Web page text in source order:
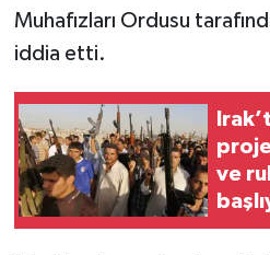
Muhafızları Ordusu
iddia etti.
ve